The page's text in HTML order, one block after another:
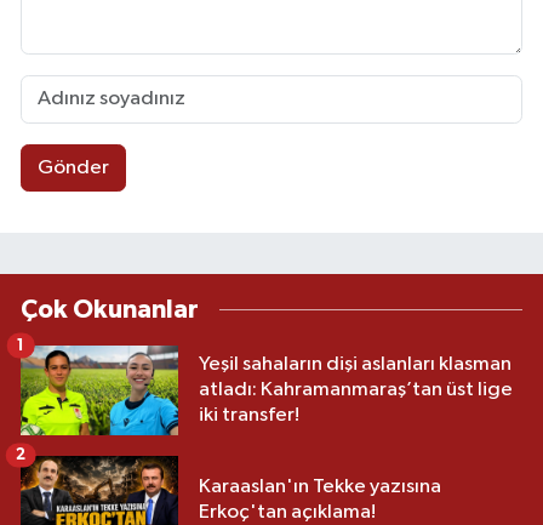
Gönder
Çok Okunanlar
Yeşil sahaların dişi aslanları klasman
atladı: Kahramanmaraş’tan üst lige
iki transfer!
1
Karaaslan'ın Tekke yazısına
Erkoç'tan açıklama!
2